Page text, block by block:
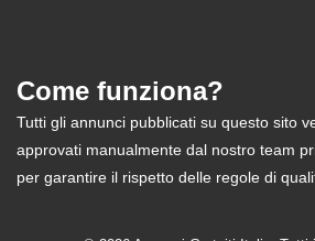
Come funziona?
Tutti gli annunci pubblicati su questo sito
approvati manualmente dal nostro team
per garantire il rispetto delle regole di